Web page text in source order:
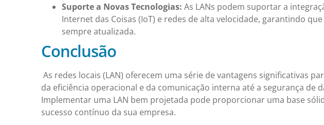
Suporte a Novas Tecnologias: As LANs podem suportar a
Internet das Coisas (IoT) e redes de alta velocidade, garantindo
sempre atualizada.
Conclusão
As redes locais (LAN) oferecem uma série de vantagens significativas
da eficiência operacional e da comunicação interna até a segurança de
Implementar uma LAN bem projetada pode proporcionar uma base
sucesso contínuo da sua empresa.